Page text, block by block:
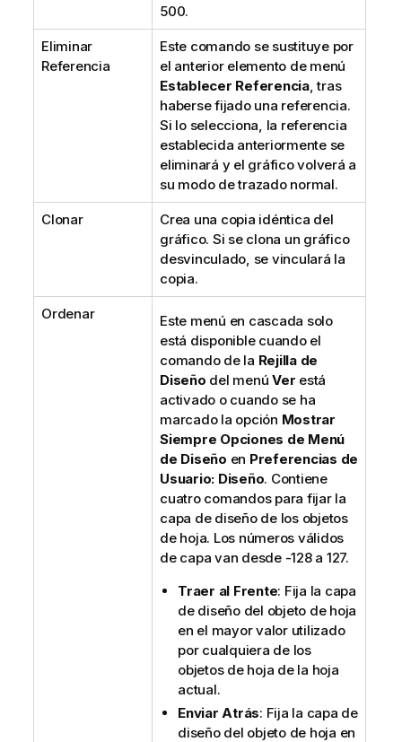
500.
Eliminar
Referencia
Este comando se sustituye por
el anterior elemento de menú
Establecer Referencia, tras
haberse fijado una referencia.
Si lo selecciona, la referencia
establecida anteriormente se
eliminará y el gráfico volverá a
su modo de trazado normal.
Clonar
Crea una copia idéntica del
gráfico. Si se clona un gráfico
desvinculado, se vinculará la
copia.
Ordenar
Este menú en cascada solo
está disponible cuando el
comando de la Rejilla de
Diseño del menú Ver está
activado o cuando se ha
marcado la opción Mostrar
Siempre Opciones de Menú
de Diseño en Preferencias de
Usuario: Diseño. Contiene
cuatro comandos para fijar la
capa de diseño de los objetos
de hoja. Los números válidos
de capa van desde -128 a 127.
Traer al Frente: Fija la capa
de diseño del objeto de hoja
en el mayor valor utilizado
por cualquiera de los
objetos de hoja de la hoja
actual.
Enviar Atrás: Fija la capa de
diseño del objeto de hoja en